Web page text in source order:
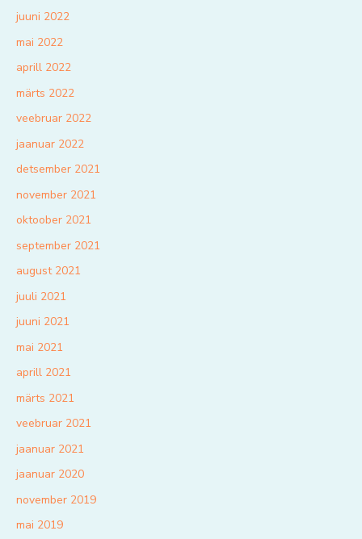
juuni 2022
mai 2022
aprill 2022
märts 2022
veebruar 2022
jaanuar 2022
detsember 2021
november 2021
oktoober 2021
september 2021
august 2021
juuli 2021
juuni 2021
mai 2021
aprill 2021
märts 2021
veebruar 2021
jaanuar 2021
jaanuar 2020
november 2019
mai 2019